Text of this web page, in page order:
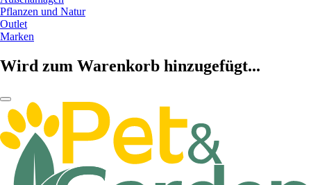
Pflanzen und Natur
Outlet
Marken
Wird zum Warenkorb hinzugefügt...